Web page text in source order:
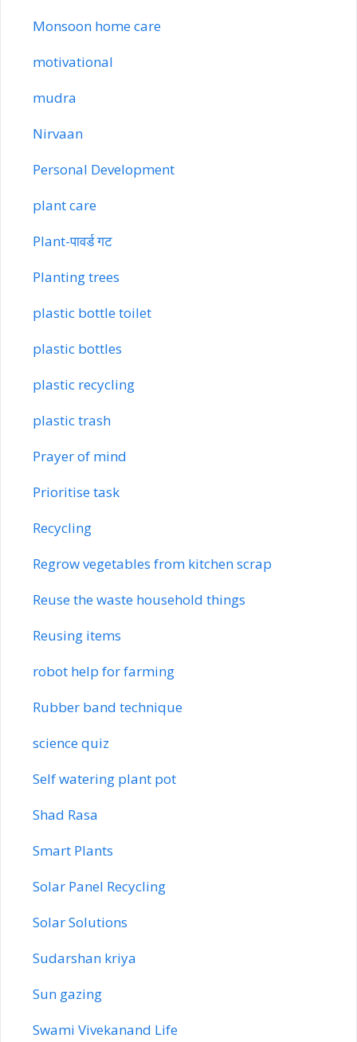
Monsoon home care
motivational
mudra
Nirvaan
Personal Development
plant care
Plant-पावर्ड गट
Planting trees
plastic bottle toilet
plastic bottles
plastic recycling
plastic trash
Prayer of mind
Prioritise task
Recycling
Regrow vegetables from kitchen scrap
Reuse the waste household things
Reusing items
robot help for farming
Rubber band technique
science quiz
Self watering plant pot
Shad Rasa
Smart Plants
Solar Panel Recycling
Solar Solutions
Sudarshan kriya
Sun gazing
Swami Vivekanand Life